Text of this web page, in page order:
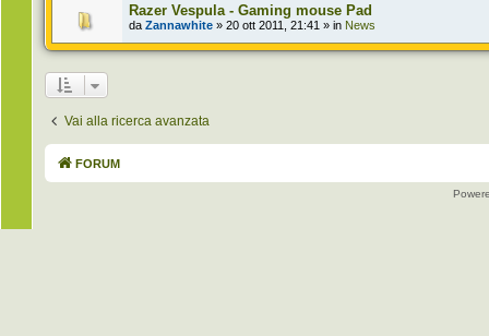
Razer Vespula - Gaming mouse Pad
da Zannawhite » 20 ott 2011, 21:41 » in News
Vai alla ricerca avanzata
FORUM